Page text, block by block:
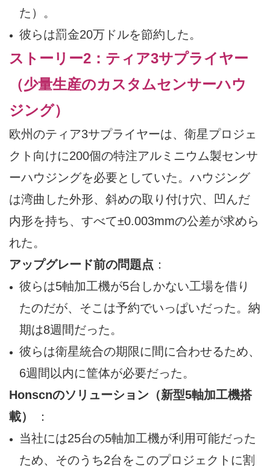
た）。
彼らは罰金20万ドルを節約した。
ストーリー2：ティア3サプライヤー
（少量生産のカスタムセンサーハウ
ジング）
欧州のティア3サプライヤーは、衛星プロジェ
クト向けに200個の特注アルミニウム製センサ
ーハウジングを必要としていた。ハウジング
は湾曲した外形、斜めの取り付け穴、凹んだ
内形を持ち、すべて±0.003mmの公差が求めら
れた。
アップグレード前の問題点 ：
彼らは5軸加工機が5台しかない工場を借り
たのだが、そこは予約でいっぱいだった。納
期は8週間だった。
彼らは衛星統合の期限に間に合わせるため、
6週間以内に筐体が必要だった。
Honscnのソリューション（新型5軸加工機搭
載）
：
当社には25台の5軸加工機が利用可能だった
ため、そのうち2台をこのプロジェクトに割